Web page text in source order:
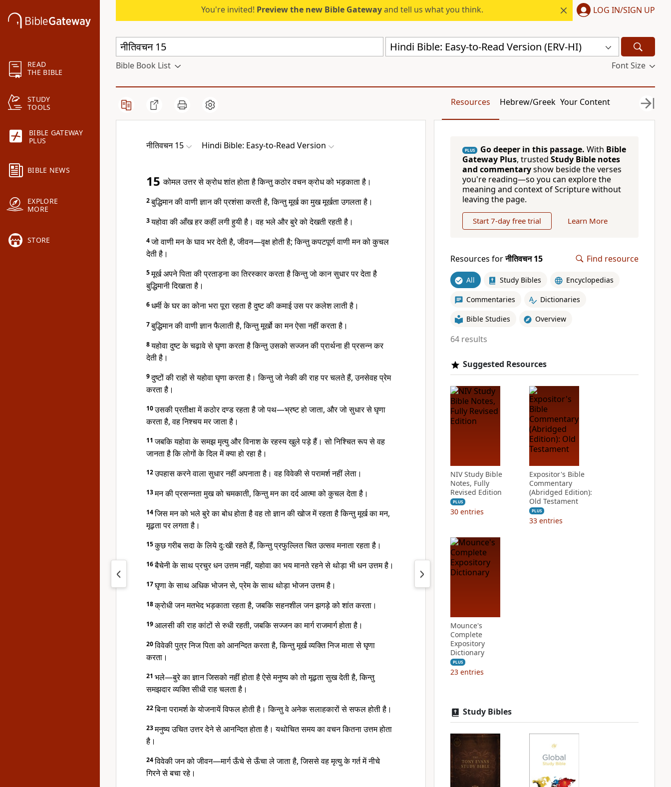
READ
THE BIBLE
STUDY
TOOLS
BIBLE GATEWAY
PLUS
BIBLE NEWS
EXPLORE
MORE
STORE
You're invited! Preview the new Bible Gatewayand tell us what you think. LOG IN/SIGN UP
Hindi Bible: Easy-to-Read Version (ERV-HI)
Bible Book List Font Size
Resources Hebrew/Greek Your Content
नीतिवचन 15 Hindi Bible: Easy-to-Read Version
15कोमल उत्तर से क्रोध शांत होता है किन्तु कठोर वचन क्रोध को भड़काता है।
2बुद्धिमान की वाणी ज्ञान की प्रशंसा करती है, किन्तु मूर्ख का मुख मूर्खता उगलता है।
3यहोवा की आँख हर कहीं लगी हुयी है। वह भले और बुरे को देखती रहती है।
4जो वाणी मन के घाव भर देती है, जीवन—वृक्ष होती है; किन्तु कपटपूर्ण वाणी मन को कुचल
देती है।
5मूर्ख अपने पिता की प्रताड़ना का तिरस्कार करता है किन्तु जो कान सुधार पर देता है
बुद्धिमानी दिखाता है।
6धर्मी के घर का कोना भरा पूरा रहता है दुष्ट की कमाई उस पर कलेश लाती है।
7बुद्धिमान की वाणी ज्ञान फैलाती है, किन्तु मूर्खो का मन ऐसा नहीं करता है।
8यहोवा दुष्ट के चढ़ावे से घृणा करता है किन्तु उसको सज्जन की प्रार्थना ही प्रसन्न कर
देती है।
9दुष्टों की राहों से यहोवा घृणा करता है। किन्तु जो नेकी की राह पर चलते हैं, उनसेवह प्रेम
करता है।
10उसकी प्रतीक्षा में कठोर दण्ड रहता है जो पथ—भ्रष्ट हो जाता, और जो सुधार से घृणा
करता है, वह निश्चय मर जाता है।
11जबकि यहोवा के समझ मृत्यु और विनाश के रहस्य खुले पड़े हैं। सो निश्चित रूप से वह
जानता है कि लोगों के दिल में क्या हो रहा है।
12उपहास करने वाला सुधार नहीं अपनाता है। वह विवेकी से परामर्श नहीं लेता।
13मन की प्रसन्नता मुख को चमकाती, किन्तु मन का दर्द आत्मा को कुचल देता है।
14जिस मन को भले बुरे का बोध होता है वह तो ज्ञान की खोज में रहता है किन्तु मूर्ख का मन,
मूढ़ता पर लगता है।
15कुछ गरीब सदा के लिये दुःखी रहते हैं, किन्तु प्रफुल्लित चित उत्सव मनाता रहता है।
16बैचेनी के साथ प्रचुर धन उत्तम नहीं, यहोवा का भय मानते रहने से थोड़ा भी धन उत्तम है।
17घृणा के साथ अधिक भोजन से, प्रेम के साथ थोड़ा भोजन उत्तम है।
18क्रोधी जन मतभेद भड़काता रहता है, जबकि सहनशील जन झगड़े को शांत करता।
19आलसी की राह कांटों से रुधी रहती, जबकि सज्जन का मार्ग राजमार्ग होता है।
20विवेकी पुत्र निज पिता को आनन्दित करता है, किन्तु मूर्ख व्यक्ति निज माता से घृणा
करता।
21 भले—बुरे का ज्ञान जिसको नहीं होता है ऐसे मनुष्य को तो मूढ़ता सुख देती है, किन्तु
समझदार व्यक्ति सीधी राह चलता है।
22बिना परामर्श के योजनायें विफल होती है। किन्तु वे अनेक सलाहकारों से सफल होती है।
23मनुष्य उचित उत्तर देने से आनन्दित होता है। यथोचित समय का वचन कितना उत्तम होता
है।
24विवेकी जन को जीवन—मार्ग ऊँचे से ऊँचा ले जाता है, जिससे वह मृत्यु के गर्त में नीचे
गिरने से बचा रहे।
PLUS Go deeper in this passage. With Bible
Gateway Plus, trusted Study Bible notes
and commentaryshow beside the verses
you're reading—so you can explore the
meaning and context of Scripture without
leaving the page.
Start 7-day free trial Learn More
Resources forनीतिवचन 15 Find resource
All Study Bibles Encyclopedias
Commentaries Dictionaries
Bible Studies Overview
64 results
Suggested Resources
NIV Study Bible
Notes, Fully
Revised Edition
PLUS
30 entries
Expositor's Bible
Commentary
(Abridged Edition):
Old Testament
PLUS
33 entries
Mounce's
Complete
Expository
Dictionary
PLUS
23 entries
Study Bibles